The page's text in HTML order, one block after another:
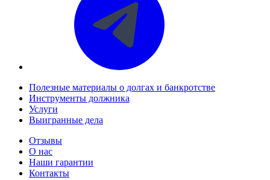
Полезные материалы о долгах и банкротстве
Инструменты должника
Услуги
Выигранные дела
Отзывы
О нас
Наши гарантии
Контакты